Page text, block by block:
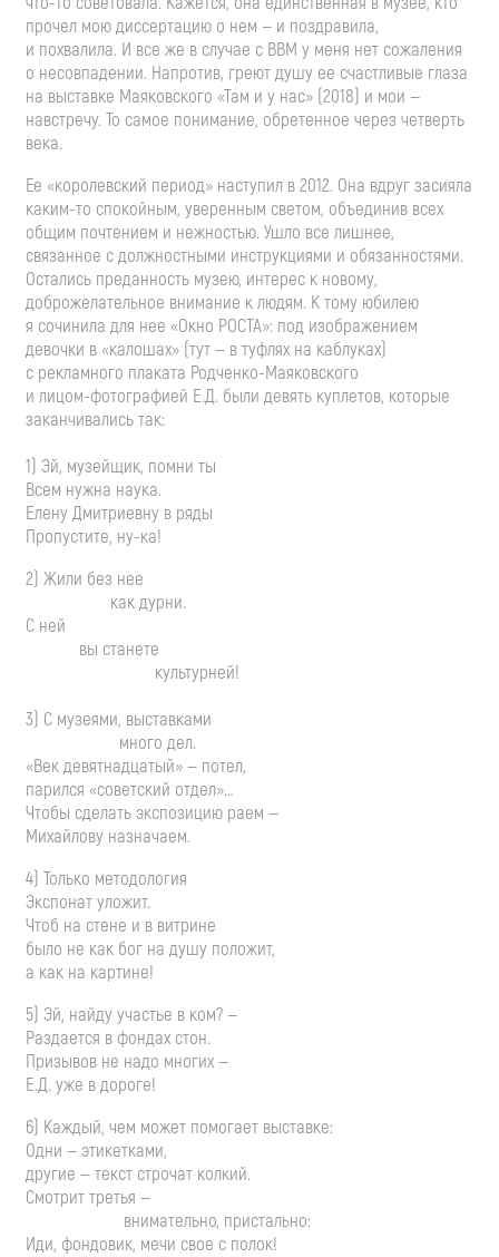
прочел мою диссертацию о нем — и поздравила,
и похвалила. И все же в случае с ВВМ у меня нет сожаления
о несовпадении. Напротив, греют душу ее счастливые глаза
на выставке Маяковского «Там и у нас» (2018) и мои —
навстречу. То самое понимание, обретенное через четверть
века.
Ее «королевский период» наступил в 2012. Она вдруг засияла
каким-то спокойным, уверенным светом, объединив всех
общим почтением и нежностью. Ушло все лишнее,
связанное с должностными инструкциями и обязанностями.
Остались преданность музею, интерес к новому,
доброжелательное внимание к людям. К тому юбилею
я сочинила для нее «Окно РОСТА»: под изображением
девочки в «калошах» (тут — в туфлях на каблуках)
с рекламного плаката Родченко-Маяковского
и лицом-фотографией Е.Д. были девять куплетов, которые
заканчивались так:
1) Эй, музейщик, помни ты
Всем нужна наука.
Елену Дмитриевну в ряды
Пропустите, ну-ка!
2) Жили без нее
как дурни.
С ней
вы станете
культурней!
3) С музеями, выставками
много дел.
«Век девятнадцатый» — потел,
парился «советский отдел»…
Чтобы сделать экспозицию раем —
Михайлову назначаем.
4) Только методология
Экспонат уложит.
Чтоб на стене и в витрине
было не как бог на душу положит,
а как на картине!
5) Эй, найду участье в ком? —
Раздается в фондах стон.
Призывов не надо многих —
Е.Д. уже в дороге!
6) Каждый, чем может помогает выставке:
Одни — этикетками,
другие — текст строчат колкий.
Смотрит третья —
внимательно, пристально:
Иди, фондовик, мечи свое с полок!